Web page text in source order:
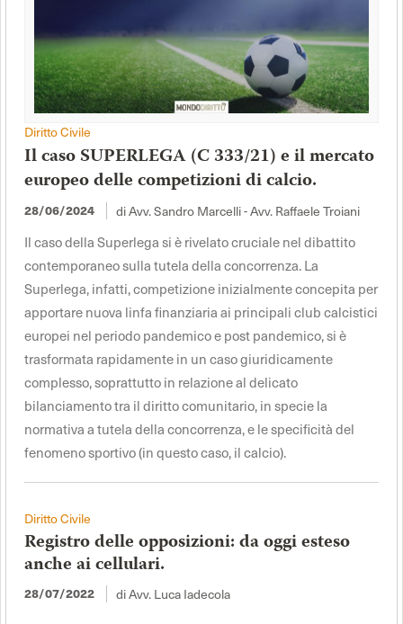
Diritto Civile
Il caso SUPERLEGA (C 333/21) e il mercato
europeo delle competizioni di calcio.
28/06/2024 di Avv. Sandro Marcelli - Avv. Raffaele Troiani
Il caso della Superlega si è rivelato cruciale nel dibattito
contemporaneo sulla tutela della concorrenza. La
Superlega, infatti, competizione inizialmente concepita per
apportare nuova linfa finanziaria ai principali club calcistici
europei nel periodo pandemico e post pandemico, si è
trasformata rapidamente in un caso giuridicamente
complesso, soprattutto in relazione al delicato
bilanciamento tra il diritto comunitario, in specie la
normativa a tutela della concorrenza, e le specificità del
fenomeno sportivo (in questo caso, il calcio).
Diritto Civile
Registro delle opposizioni: da oggi esteso
anche ai cellulari.
28/07/2022 di Avv. Luca Iadecola